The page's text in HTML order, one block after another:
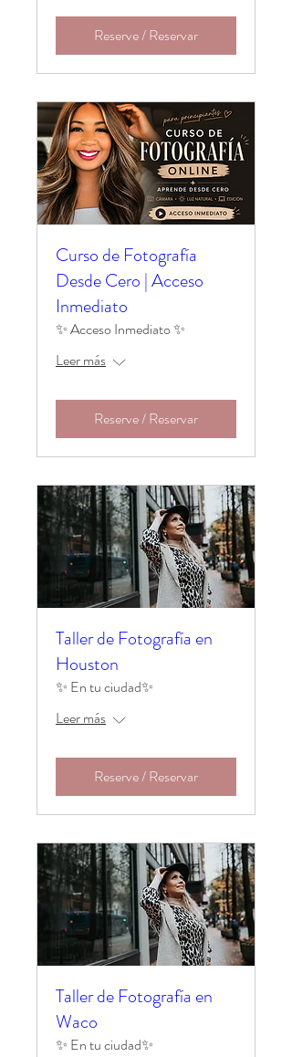
Reserve / Reservar
Curso de Fotografía
Desde Cero | Acceso
Inmediato
✨ Acceso Inmediato ✨
Leer más
Reserve / Reservar
Taller de Fotografía en
Houston
✨ En tu ciudad✨
Leer más
Reserve / Reservar
Taller de Fotografía en
Waco
✨ En tu ciudad✨